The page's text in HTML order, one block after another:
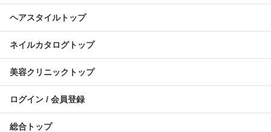
ヘアスタイルトップ
ネイルカタログトップ
美容クリニックトップ
ログイン / 会員登録
総合トップ